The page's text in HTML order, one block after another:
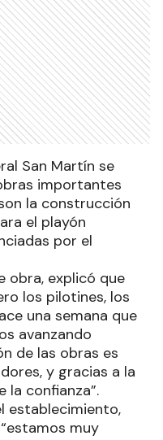
San Martín se
importantes
la construcción
el playón
por el
obra, explicó que
los pilotines, los
una semana que
avanzando
de las obras es
y gracias a la
la confianza”.
establecimiento,
muy